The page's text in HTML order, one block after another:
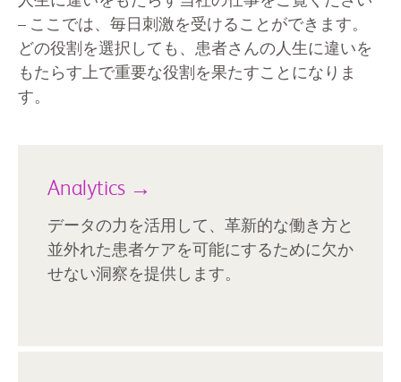
– ここでは、毎日刺激を受けることができます。
どの役割を選択しても、患者さんの人生に違いを
もたらす上で重要な役割を果たすことになりま
す。
Analytics →
データの力を活用して、革新的な働き方と
並外れた患者ケアを可能にするために欠か
せない洞察を提供します。